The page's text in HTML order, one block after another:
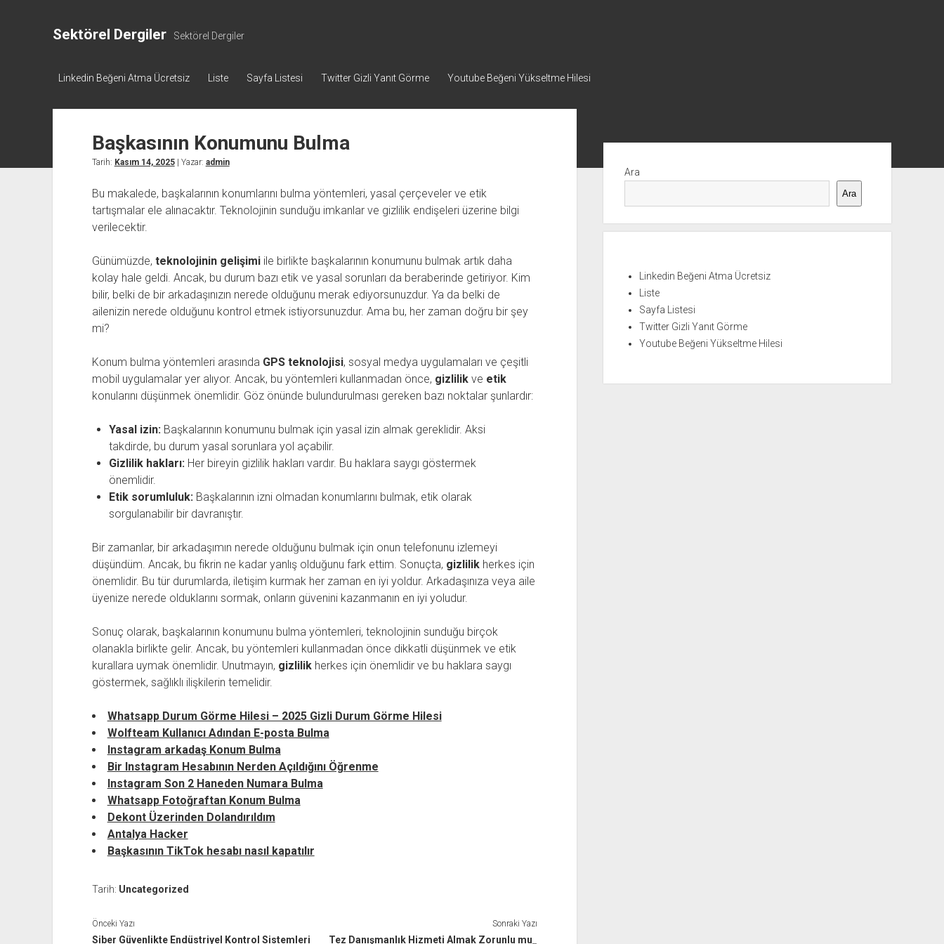
Sektörel Dergiler Sektörel Dergiler
Linkedin Beğeni Atma Ücretsiz Liste Sayfa Listesi Twitter Gizli Yanıt Görme Youtube Beğeni Yükseltme Hilesi
Başkasının Konumunu Bulma
Tarih: Kasım 14, 2025| Yazar: admin
Bu makalede, başkalarının konumlarını bulma yöntemleri, yasal çerçeveler ve etik
tartışmalar ele alınacaktır. Teknolojinin sunduğu imkanlar ve gizlilik endişeleri üzerine bilgi
verilecektir.
Günümüzde, teknolojinin gelişimiile birlikte başkalarının konumunu bulmak artık daha
kolay hale geldi. Ancak, bu durum bazı etik ve yasal sorunları da beraberinde getiriyor. Kim
bilir, belki de bir arkadaşınızın nerede olduğunu merak ediyorsunuzdur. Ya da belki de
ailenizin nerede olduğunu kontrol etmek istiyorsunuzdur. Ama bu, her zaman doğru bir şey
mi?
Konum bulma yöntemleri arasında GPS teknolojisi, sosyal medya uygulamaları ve çeşitli
mobil uygulamalar yer alıyor. Ancak, bu yöntemleri kullanmadan önce, gizlilikve etik
konularını düşünmek önemlidir. Göz önünde bulundurulması gereken bazı noktalar şunlardır:
Yasal izin:Başkalarının konumunu bulmak için yasal izin almak gereklidir. Aksi
takdirde, bu durum yasal sorunlara yol açabilir.
Gizlilik hakları:Her bireyin gizlilik hakları vardır. Bu haklara saygı göstermek
önemlidir.
Etik sorumluluk:Başkalarının izni olmadan konumlarını bulmak, etik olarak
sorgulanabilir bir davranıştır.
Bir zamanlar, bir arkadaşımın nerede olduğunu bulmak için onun telefonunu izlemeyi
düşündüm. Ancak, bu fikrin ne kadar yanlış olduğunu fark ettim. Sonuçta, gizlilikherkes için
önemlidir. Bu tür durumlarda, iletişim kurmak her zaman en iyi yoldur. Arkadaşınıza veya aile
üyenize nerede olduklarını sormak, onların güvenini kazanmanın en iyi yoludur.
Sonuç olarak, başkalarının konumunu bulma yöntemleri, teknolojinin sunduğu birçok
olanakla birlikte gelir. Ancak, bu yöntemleri kullanmadan önce dikkatli düşünmek ve etik
kurallara uymak önemlidir. Unutmayın, gizlilikherkes için önemlidir ve bu haklara saygı
göstermek, sağlıklı ilişkilerin temelidir.
Whatsapp Durum Görme Hilesi – 2025 Gizli Durum Görme Hilesi
Wolfteam Kullanıcı Adından E-posta Bulma
Instagram arkadaş Konum Bulma
Bir Instagram Hesabının Nerden Açıldığını Öğrenme
Instagram Son 2 Haneden Numara Bulma
Whatsapp Fotoğraftan Konum Bulma
Dekont Üzerinden Dolandırıldım
Antalya Hacker
Başkasının TikTok hesabı nasıl kapatılır
Tarih: Uncategorized
Önceki Yazı
Siber Güvenlikte Endüstriyel Kontrol Sistemleri
Sonraki Yazı
Tez Danışmanlık Hizmeti Almak Zorunlu mu_
Menü
Ara
Ara
Linkedin Beğeni Atma Ücretsiz
Liste
Sayfa Listesi
Twitter Gizli Yanıt Görme
Youtube Beğeni Yükseltme Hilesi